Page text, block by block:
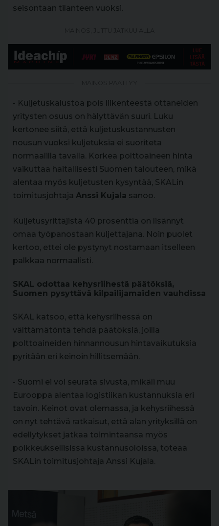
seisontaan tilanteen vuoksi.
- Kuljetuskalustoa pois liikenteestä ottaneiden
yritysten osuus on hälyttävän suuri. Luku
kertonee siitä, että kuljetuskustannusten
nousun vuoksi kuljetuksia ei suoriteta
normaalilla tavalla. Korkea polttoaineen hinta
vaikuttaa haitallisesti Suomen talouteen, mikä
alentaa myös kuljetusten kysyntää, SKALin
toimitusjohtaja Anssi Kujala sanoo.
Kuljetusyrittäjistä 40 prosenttia on lisännyt
omaa työpanostaan kuljettajana. Noin puolet
kertoo, ettei ole pystynyt nostamaan itselleen
palkkaa normaalisti.
SKAL odottaa kehysriihestä päätöksiä,
Suomen pysyttävä kilpailijamaiden vauhdissa
SKAL katsoo, että kehysriihessä on
välttämätöntä tehdä päätöksiä, joilla
polttoaineiden hinnannousun hintavaikutuksia
pyritään eri keinoin hillitsemään.
- Suomi ei voi seurata sivusta, mikäli muu
Eurooppa alentaa logistiikan kustannuksia eri
tavoin. Keinot ovat olemassa, ja kehysriihessä
on nyt tehtävä ratkaisut, että alan yrityksillä on
edellytykset jatkaa toimintaansa myös
poikkeuksellisissa kustannusoloissa, toteaa
SKALin toimitusjohtaja Anssi Kujala.